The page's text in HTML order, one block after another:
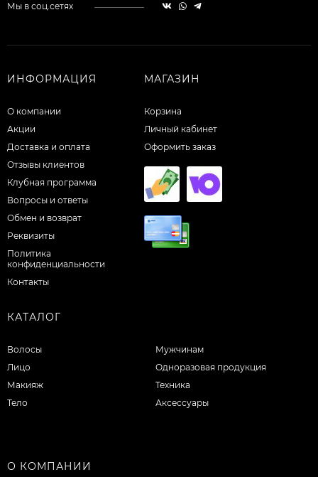
Мы в соц.сетях
ИНФОРМАЦИЯ
О компании
Акции
Доставка и оплата
Отзывы клиентов
Клубная программа
Вопросы и ответы
Обмен и возврат
Реквизиты
Политика
конфиденциальности
Контакты
МАГАЗИН
Корзина
Личный кабинет
Оформить заказ
КАТАЛОГ
Волосы
Лицо
Макияж
Тело
Мужчинам
Одноразовая продукция
Техника
Аксессуары
О КОМПАНИИ